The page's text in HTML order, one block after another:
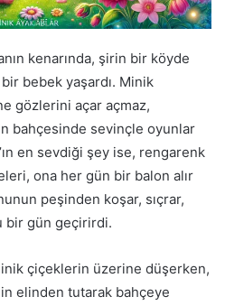
kenarında, şirin bir köyde
bebek yaşardı. Minik
gözlerini açar açmaz,
bahçesinde sevinçle oyunlar
en sevdiği şey ise, rengarenk
ona her gün bir balon alır
peşinden koşar, sıçrar,
bir gün geçirirdi.
çiçeklerin üzerine düşerken,
elinden tutarak bahçeye